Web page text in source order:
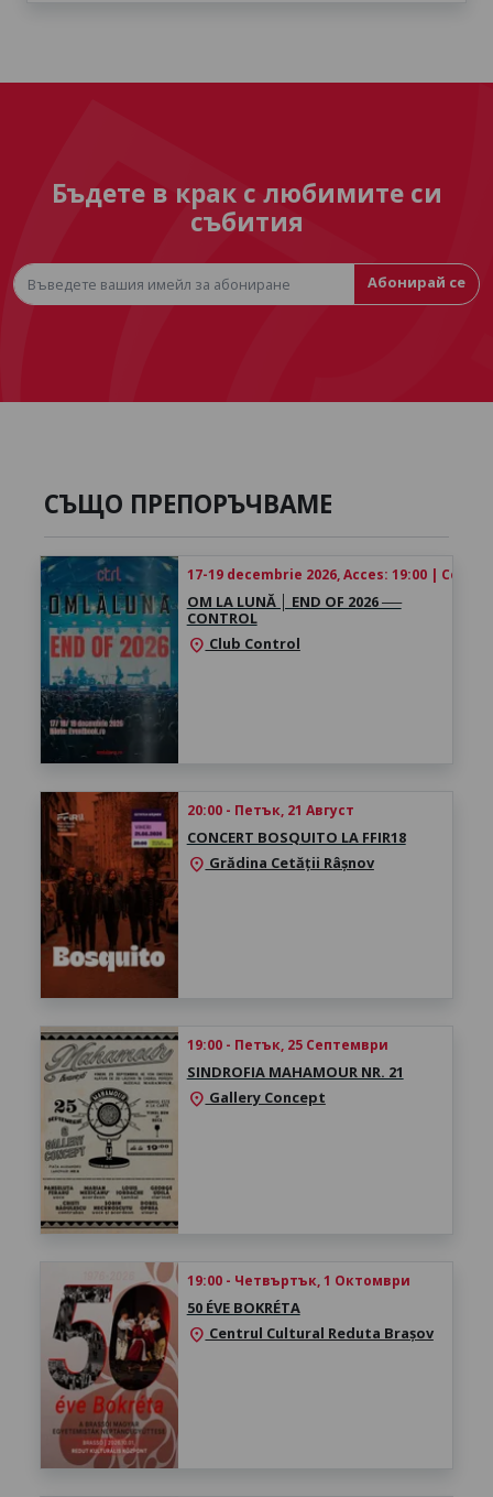
Бъдете в крак с любимите си
събития
Абонирай се
СЪЩО ПРЕПОРЪЧВАМЕ
17-19 decembrie 2026, Acces: 19:00 |
OM LA LUNĂ │ ​END OF 2026 ──
CONTROL
location_on Club Control
20:00 - Петък, 21 Август
CONCERT BOSQUITO LA FFIR18
location_on Grădina Cetății Râșnov
19:00 - Петък, 25 Септември
SINDROFIA MAHAMOUR NR. 21
location_on Gallery Concept
19:00 - Четвъртък, 1 Октомври
50 ÉVE BOKRÉTA
location_on Centrul Cultural Reduta Brașov